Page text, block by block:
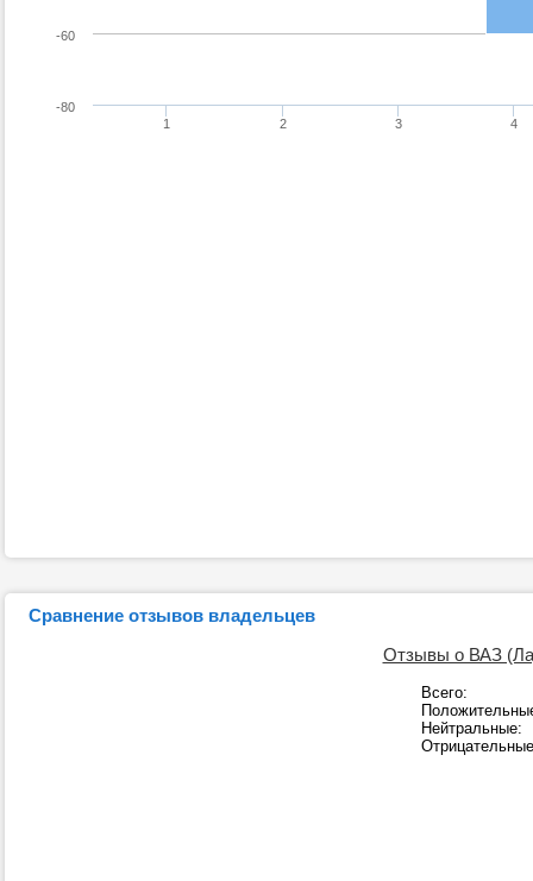
1 2 3 4
-60
-80
Сравнение отзывов владельцев
Отзывы о ВАЗ
Всего:
Нейтральные: